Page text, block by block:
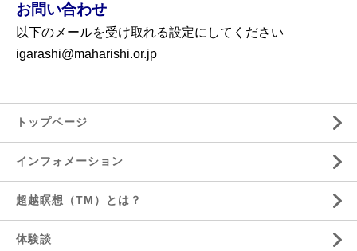
お問い合わせ
以下のメールを受け取れる設定にしてください
igarashi@maharishi.or.jp
トップページ
インフォメーション
超越瞑想（TM）とは？
体験談